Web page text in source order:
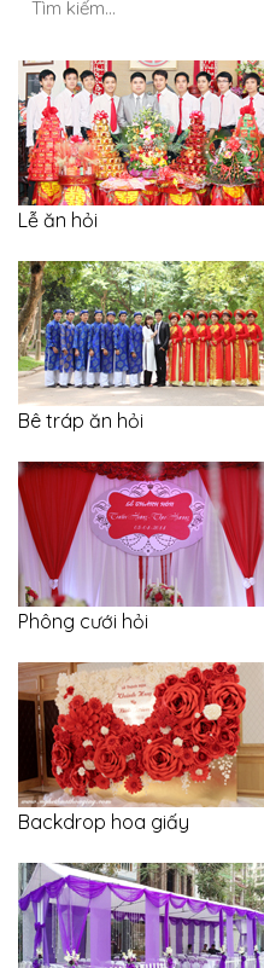
Lễ ăn hỏi
Bê tráp ăn hỏi
Phông cưới hỏi
Backdrop hoa giấy